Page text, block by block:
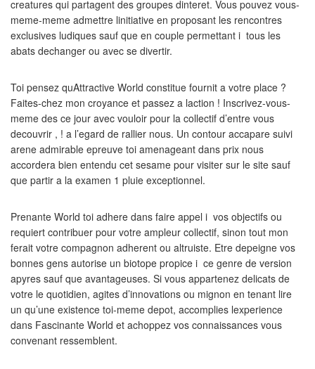
creatures qui partagent des groupes dinteret. Vous pouvez vous-
meme-meme admettre linitiative en proposant les rencontres
exclusives ludiques sauf que en couple permettant i tous les
abats dechanger ou avec se divertir.
Toi pensez quAttractive World constitue fournit a votre place ?
Faites-chez mon croyance et passez a laction ! Inscrivez-vous-
meme des ce jour avec vouloir pour la collectif d’entre vous
decouvrir , ! a l’egard de rallier nous. Un contour accapare suivi
arene admirable epreuve toi amenageant dans prix nous
accordera bien entendu cet sesame pour visiter sur le site sauf
que partir a la examen 1 pluie exceptionnel.
Prenante World toi adhere dans faire appel i vos objectifs ou
requiert contribuer pour votre ampleur collectif, sinon tout mon
ferait votre compagnon adherent ou altruiste. Etre depeigne vos
bonnes gens autorise un biotope propice i ce genre de version
apyres sauf que avantageuses. Si vous appartenez delicats de
votre le quotidien, agites d’innovations ou mignon en tenant lire
un qu’une existence toi-meme depot, accomplies lexperience
dans Fascinante World et achoppez vos connaissances vous
convenant ressemblent.